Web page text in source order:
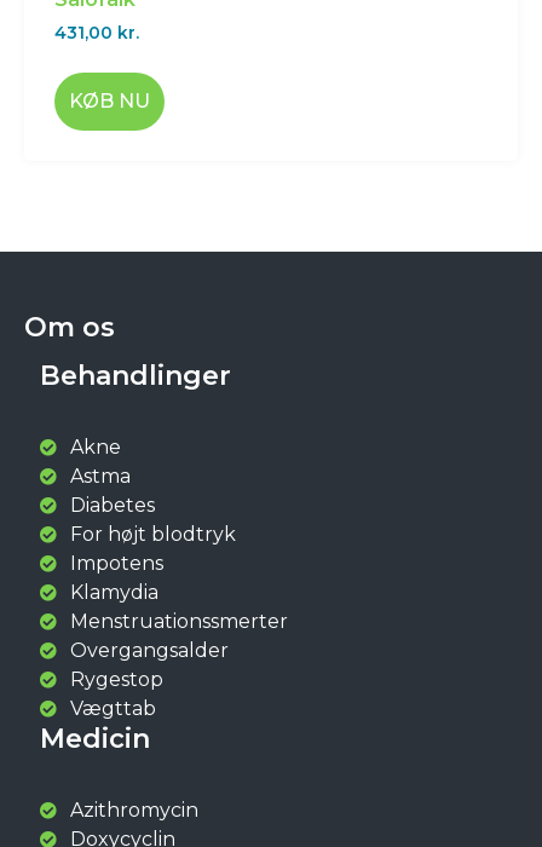
431,00 kr.
KØB NU
Om os
Behandlinger
Akne
Astma
Diabetes
For højt blodtryk
Impotens
Klamydia
Menstruationssmerter
Overgangsalder
Rygestop
Vægttab
Medicin
Azithromycin
Doxycyclin